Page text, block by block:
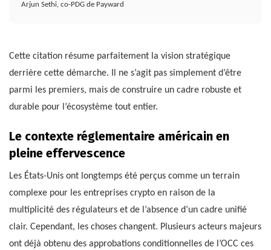
Arjun Sethi, co-PDG de Payward
Cette citation résume parfaitement la vision stratégique
derrière cette démarche. Il ne s’agit pas simplement d’être
parmi les premiers, mais de construire un cadre robuste et
durable pour l’écosystème tout entier.
Le contexte réglementaire américain en
pleine effervescence
Les États-Unis ont longtemps été perçus comme un terrain
complexe pour les entreprises crypto en raison de la
multiplicité des régulateurs et de l’absence d’un cadre unifié
clair. Cependant, les choses changent. Plusieurs acteurs majeurs
ont déjà obtenu des approbations conditionnelles de l’OCC ces